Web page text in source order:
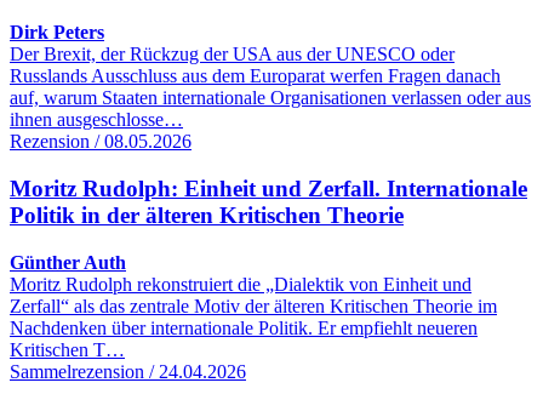
Dirk Peters
Der Brexit, der Rückzug der USA aus der UNESCO oder
Russlands Ausschluss aus dem Europarat werfen Fragen danach
auf, warum Staaten internationale Organisationen verlassen oder aus
ihnen ausgeschlosse…
Rezension / 08.05.2026
Moritz Rudolph: Einheit und Zerfall. Internationale
Politik in der älteren Kritischen Theorie
Günther Auth
Moritz Rudolph rekonstruiert die „Dialektik von Einheit und
Zerfall“ als das zentrale Motiv der älteren Kritischen Theorie im
Nachdenken über internationale Politik. Er empfiehlt neueren
Kritischen T…
Sammelrezension / 24.04.2026